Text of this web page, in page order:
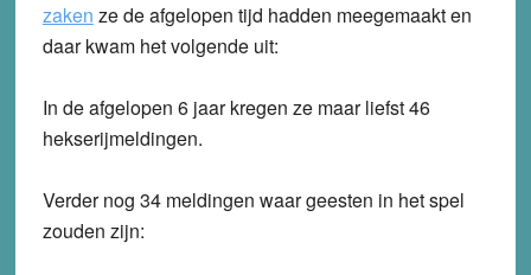
zaken ze de afgelopen tijd hadden meegemaakt en
daar kwam het volgende uit:
In de afgelopen 6 jaar kregen ze maar liefst 46
hekserijmeldingen.
Verder nog 34 meldingen waar geesten in het spel
zouden zijn: